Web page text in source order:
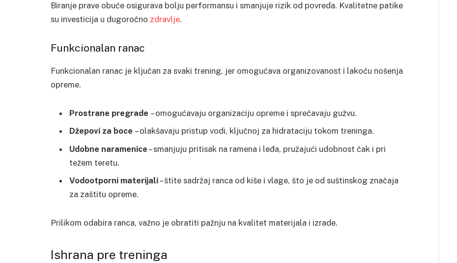
Biranje prave obuće osigurava bolju performansu i smanjuje rizik od povreda. Kvalitetne patike
su investicija u dugoročno zdravlje.
Funkcionalan ranac
Funkcionalan ranac je ključan za svaki trening, jer omogućava organizovanost i lakoću nošenja
opreme.
Prostrane pregrade – omogućavaju organizaciju opreme i sprečavaju gužvu.
Džepovi za boce – olakšavaju pristup vodi, ključnoj za hidrataciju tokom treninga.
Udobne naramenice – smanjuju pritisak na ramena i leđa, pružajući udobnost čak i pri
težem teretu.
Vodootporni materijali– štite sadržaj ranca od kiše i vlage, što je od suštinskog značaja
za zaštitu opreme.
Prilikom odabira ranca, važno je obratiti pažnju na kvalitet materijala i izrade.
Ishrana pre treninga